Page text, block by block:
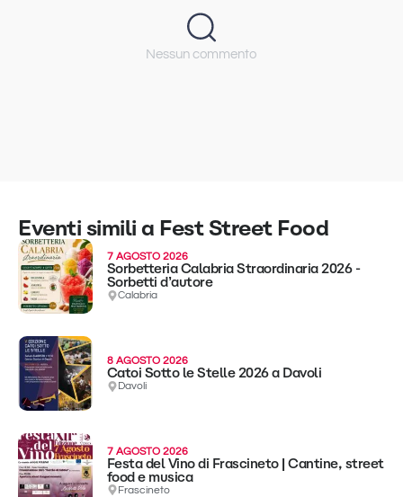
Nessun commento
Eventi simili a Fest Street Food
7 AGOSTO 2026
Sorbetteria Calabria Straordinaria 2026 -
Sorbetti d’autore
Calabria
8 AGOSTO 2026
Catoi Sotto le Stelle 2026 a Davoli
Davoli
7 AGOSTO 2026
Festa del Vino di Frascineto | Cantine, street
food e musica
Frascineto